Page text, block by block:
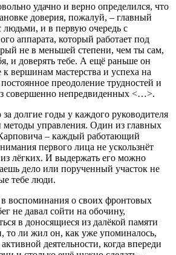
удачно и верно определился, что
доверия, пожалуй, – главный
и в первую очередь с
аппарата, который работает под
не в меньшей степени, чем ты сам,
и доверять тебе. А ещё раньше он
вершинам мастерства и успеха на
преодоление трудностей и
совершенно непредвиденных <…>.
долгие годы у каждого руководителя
методы управления. Один из главных
– каждый работающий
первого лица не ускользнёт
лёгких. И выдержать его можно
дело или порученный участок не
тебе люди.
воспоминания о своих фронтовых
не давал сойти на обочину,
в доносящиеся из далёкой памяти
то ли жил он, как уже упоминалось,
деятельности, когда впереди